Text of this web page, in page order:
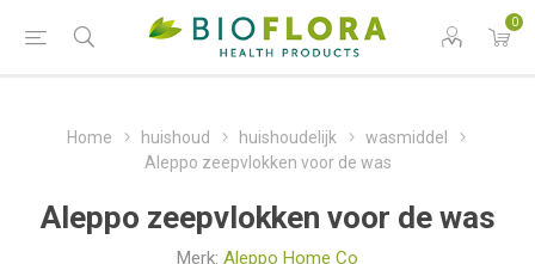
0
Home huishoud huishoudelijk
wasmiddel
Aleppo zeepvlokken voor de was
Aleppo zeepvlokken voor de was
Merk: Aleppo Home Co